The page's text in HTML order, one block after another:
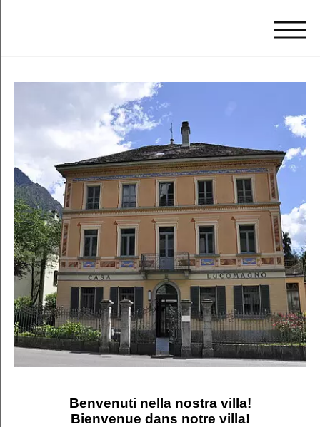
Atelier
di
Downloads
Links
Actualités
Contact
Plan
Datenschutz
Impressum
Benvenuti nella nostra villa!
Bienvenue dans notre villa!